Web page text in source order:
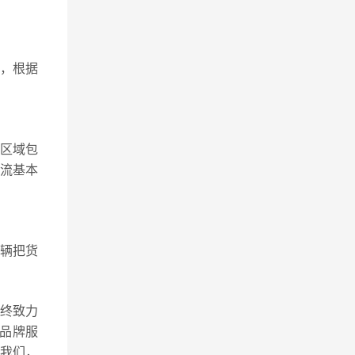
根据
域包
基本
把货
致力
牌服
们，